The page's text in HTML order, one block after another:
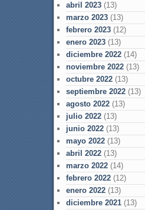
abril 2023(13)
marzo 2023(13)
febrero 2023(12)
enero 2023(13)
diciembre 2022(14)
noviembre 2022(13)
octubre 2022(13)
septiembre 2022(13)
agosto 2022(13)
julio 2022(13)
junio 2022(13)
mayo 2022(13)
abril 2022(13)
marzo 2022(14)
febrero 2022(12)
enero 2022(13)
diciembre 2021(13)